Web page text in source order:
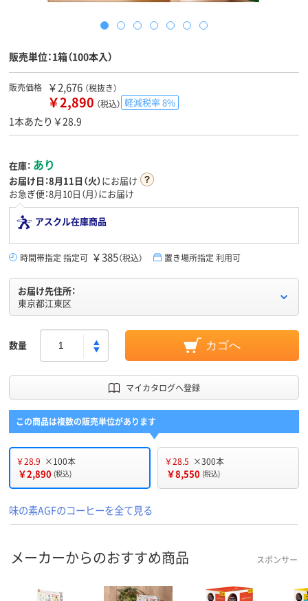
販売単位：1箱（100本入）
販売価格 ￥2,676 （税抜き）
￥2,890 （税込） 軽減税率 8%
1本あたり￥28.9
在庫： あり
お届け日：8月11日（火）にお届け
お急ぎ便：8月10日（月）にお届け
アスクル在庫商品
時間帯指定 指定可 ￥385（税込） 置き場所指定 利用可
お届け先住所：
東京都江東区
数量 カゴへ
マイカタログへ登録
この商品は複数の販売単位があります
￥28.9 ×100本
￥2,890 (税込)
￥28.5 ×300本
￥8,550 (税込)
味の素AGFのコーヒーを全て見る
メーカーからのおすすめ商品 スポンサー